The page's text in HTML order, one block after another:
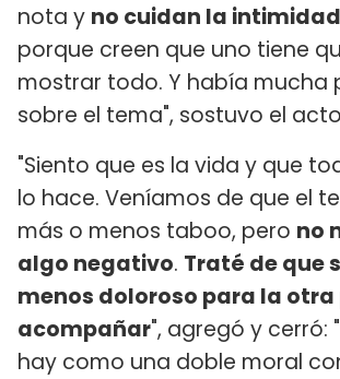
nota y no cuidan la
porque creen que uno tiene
mostrar todo. Y había mucha
sobre el tema", sostuvo el
"Siento que es la vida y que
lo hace. Veníamos de que el
más o menos taboo, pero no
algo negativo. Traté de que
menos doloroso para la otra
acompañar", agregó y cerró:
hay como una doble moral